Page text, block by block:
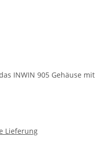
INWIN 905 Gehäuse mit
Lieferung